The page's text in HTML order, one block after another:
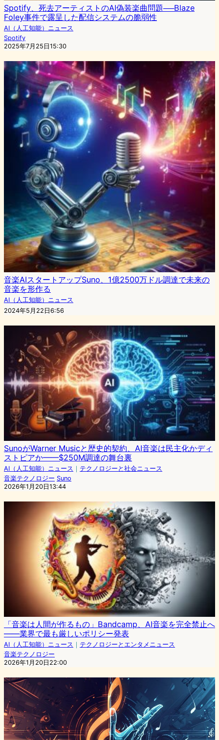
Spotify、死去アーティストのAI偽装楽曲問題──Blaze
Foley事件で露呈した配信システムの脆弱性
AI（人工知能）ニュース
Spotify
2025年7月25日15:30
音楽AIスタートアップSuno、1億2500万ドル調達で未来の
音楽を形作る
AI（人工知能）ニュース
2024年5月22日6:56
SunoがWarner Musicと歴史的契約、AI音楽は民主化かディ
ストピアか——$250M調達の舞台裏
AI（人工知能）ニュース ｜ テクノロジーと社会ニュース
音楽テクノロジー Suno
2026年1月20日13:44
「音楽は人間が作るもの」Bandcamp、AI音楽を完全禁止へ
——業界で最も厳しいポリシー発表
AI（人工知能）ニュース ｜ テクノロジーとエンタメニュース
音楽テクノロジー
2026年1月20日22:00